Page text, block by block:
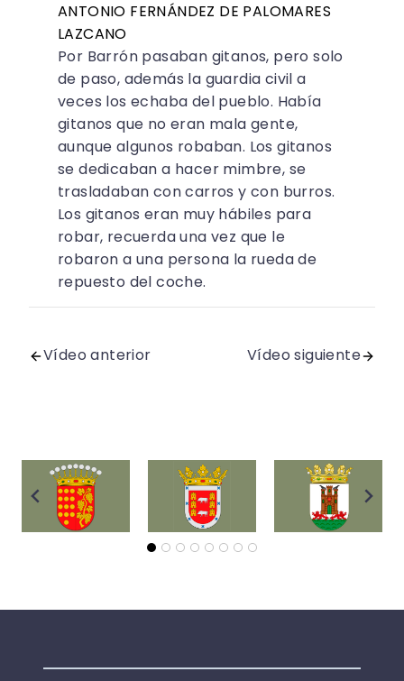
ANTONIO FERNÁNDEZ DE PALOMARES
LAZCANO
Por Barrón pasaban gitanos, pero solo
de paso, además la guardia civil a
veces los echaba del pueblo. Había
gitanos que no eran mala gente,
aunque algunos robaban. Los gitanos
se dedicaban a hacer mimbre, se
trasladaban con carros y con burros.
Los gitanos eran muy hábiles para
robar, recuerda una vez que le
robaron a una persona la rueda de
repuesto del coche.
Vídeo anterior Vídeo siguiente